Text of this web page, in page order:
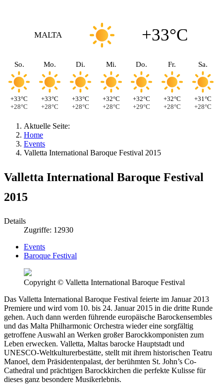
MALTA +33°C
So.
+33°C
+28°C
Mo.
+33°C
+28°C
Di.
+33°C
+28°C
Mi.
+32°C
+28°C
Do.
+32°C
+29°C
Fr.
+32°C
+28°C
Sa.
+31°C
+28°C
Aktuelle Seite:
Home
Events
Valletta International Baroque Festival 2015
Valletta International Baroque Festival
2015
Details
Zugriffe: 12930
Events
Baroque Festival
Copyright © Valletta International Baroque Festival
Das Valletta International Baroque Festival feierte im Januar 2013
Premiere und wird vom 10. bis 24. Januar 2015 in die dritte Runde
gehen. Auch dann werden führende europäische Barockensembles
und das Malta Philharmonic Orchestra wieder eine sorgfältig
getroffene Auswahl an Werken großer Barockkomponisten zum
Leben erwecken. Valletta, Maltas barocke Hauptstadt und
UNESCO-Weltkulturerbestätte, stellt mit ihrem historischen Teatru
Manoel, dem Präsidentenpalast, der berühmten St. John’s Co-
Cathedral und prächtigen Barockkirchen die perfekte Kulisse für
dieses ganz besondere Musikerlebnis.